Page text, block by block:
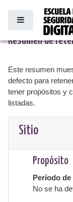
Salta al contenido
Panel lateral
Resumen de
Este resumen
defecto para
tener propósitos y
listadas.
Sitio
Propósito
Período
No se ha